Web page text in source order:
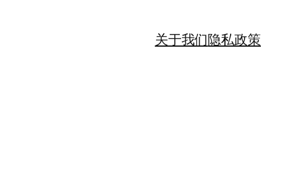
关于我们隐私政策